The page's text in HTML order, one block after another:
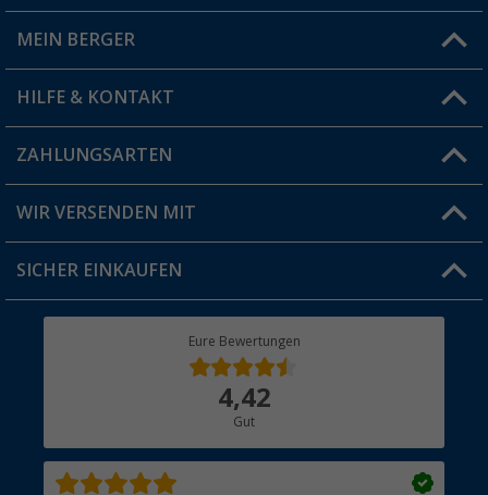
Filiale finden
MEIN BERGER
Vorteilskarte
Blog
Jobs & Karriere
HILFE & KONTAKT
FAQ & Kontakt
Versandinformationen
Rücksendung
ZAHLUNGSARTEN
WIR VERSENDEN MIT
SICHER EINKAUFEN
Eure Bewertungen
4,42
Gut